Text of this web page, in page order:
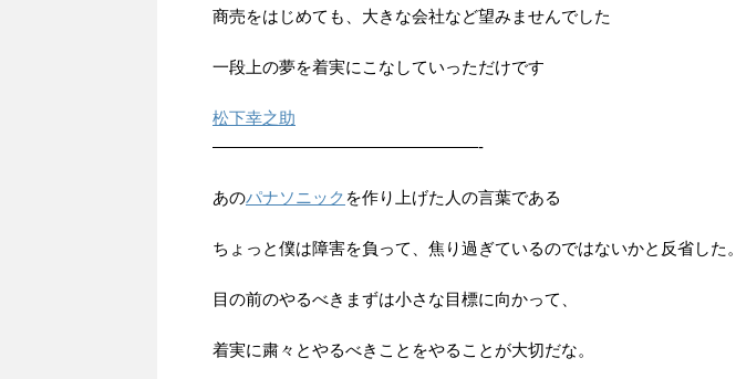
商売をはじめても、大きな会社など望みませんでした
一段上の夢を着実にこなしていっただけです
松下幸之助
————————————————-
あのパナソニック を作り上げた人の言葉である
ちょっと僕は障害を負って、焦り過ぎているのではないかと反省した。
目の前のやるべきまずは小さな目標に向かって、
着実に粛々とやるべきことをやることが大切だな。